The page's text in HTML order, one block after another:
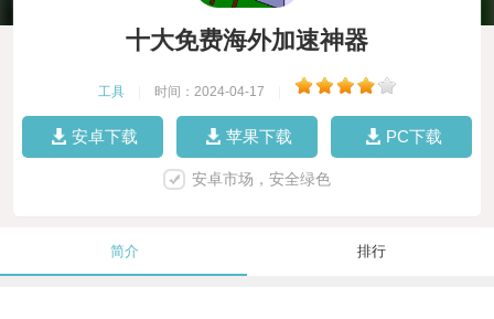
十大免费海外加速神器
工具 时间：2024-04-17
安卓下载 苹果下载 PC下载
安卓市场，安全绿色
简介 排行